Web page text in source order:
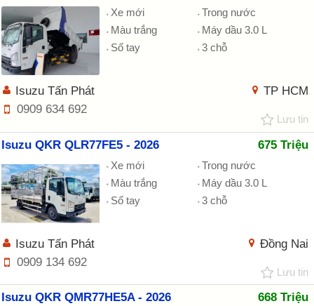
Xe mới
Trong nước
Màu trắng
Máy dầu 3.0 L
Số tay
3 chỗ
TP HCM
Isuzu Tấn Phát
0909 634 692
Lưu tin
Isuzu QKR QLR77FE5 - 2026 675 Triệu
Xe mới
Trong nước
Màu trắng
Máy dầu 3.0 L
Số tay
3 chỗ
Đồng Nai
Isuzu Tấn Phát
0909 134 692
Lưu tin
Isuzu QKR QMR77HE5A - 2026 668 Triệu